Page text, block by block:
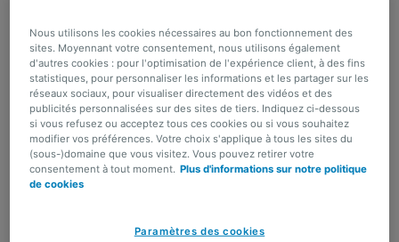
de 175 euros) ;
les dommages aux (im)meubles (salle, tente, DJ
set, etc.) que vous louez ou utilisez en tant
qu'organisateur (montant assuré de 50.000 ou
150.000 euros avec une franchise de
respectivement 500 ou 1.500 euros) ;
les frais médicaux découlant d'un accident survenu
euros par personne assurée avec une franchise de
Nous utilisons les cookies nécessaires au bon fonctionnement des
sites. Moyennant votre consentement, nous utilisons également
d'autres cookies : pour l'optimisation de l'expérience client, à des fins
statistiques, pour personnaliser les informations et les partager sur les
réseaux sociaux, pour visualiser directement des vidéos et des
publicités personnalisées sur des sites de tiers. Indiquez ci-dessous
si vous refusez ou acceptez tous ces cookies ou si vous souhaitez
modifier vos préférences. Votre choix s'applique à tous les sites du
(sous-)domaine que vous visitez. Vous pouvez retirer votre
consentement à tout moment. Plus d'informations sur notre politique
de cookies
Paramètres des cookies